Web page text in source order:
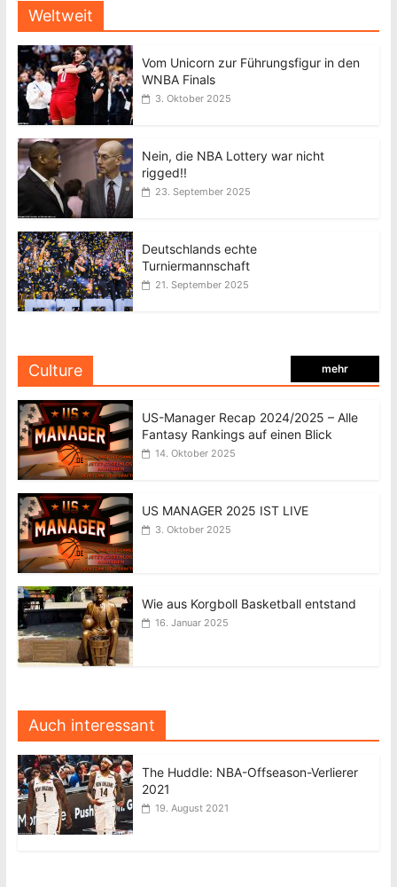
Weltweit
Vom Unicorn zur Führungsfigur in den
WNBA Finals
3. Oktober 2025
Nein, die NBA Lottery war nicht
rigged!!
23. September 2025
Deutschlands echte
Turniermannschaft
21. September 2025
Culture mehr
US-Manager Recap 2024/2025 – Alle
Fantasy Rankings auf einen Blick
14. Oktober 2025
US MANAGER 2025 IST LIVE
3. Oktober 2025
Wie aus Korgboll Basketball entstand
16. Januar 2025
Auch interessant
The Huddle: NBA-Offseason-Verlierer
2021
19. August 2021